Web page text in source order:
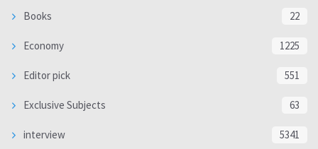
Books 22
Economy 1225
Editor pick 551
Exclusive Subjects 63
interview 5341